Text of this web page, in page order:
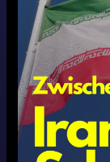
Scheideweg